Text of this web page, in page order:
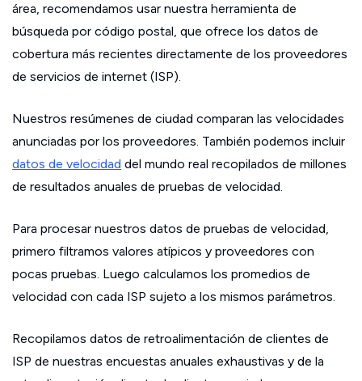
área, recomendamos usar nuestra herramienta de
búsqueda por código postal, que ofrece los datos de
cobertura más recientes directamente de los proveedores
de servicios de internet (ISP).
Nuestros resúmenes de ciudad comparan las velocidades
anunciadas por los proveedores. También podemos incluir
datos de velocidad del mundo real recopilados de millones
de resultados anuales de pruebas de velocidad.
Para procesar nuestros datos de pruebas de velocidad,
primero filtramos valores atípicos y proveedores con
pocas pruebas. Luego calculamos los promedios de
velocidad con cada ISP sujeto a los mismos parámetros.
Recopilamos datos de retroalimentación de clientes de
ISP de nuestras encuestas anuales exhaustivas y de la